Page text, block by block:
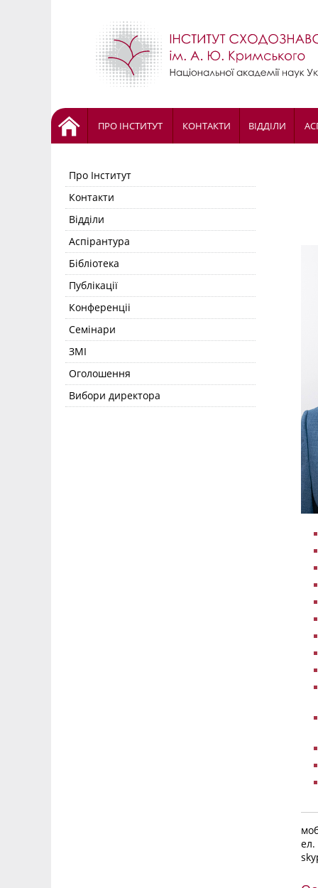
ПРО ІНСТИТУТ КОНТАКТИ ВІДДІЛИ
Про Інститут
Контакти
Відділи
Аспірантура
Бібліотека
Публікації
Конференціі
Семінари
ЗМІ
Оголошення
Вибори директора